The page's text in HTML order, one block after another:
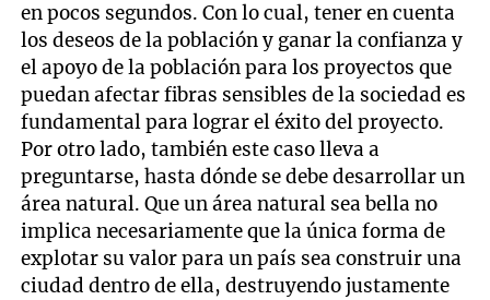
en pocos segundos. Con lo cual, tener en cuenta
los deseos de la población y ganar la confianza y
el apoyo de la población para los proyectos que
puedan afectar fibras sensibles de la sociedad es
fundamental para lograr el éxito del proyecto.
Por otro lado, también este caso lleva a
preguntarse, hasta dónde se debe desarrollar un
área natural. Que un área natural sea bella no
implica necesariamente que la única forma de
explotar su valor para un país sea construir una
ciudad dentro de ella, destruyendo justamente